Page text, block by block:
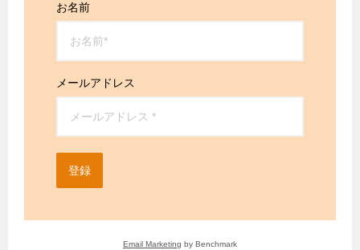
お名前
メールアドレス
登録
Email Marketing by Benchmark